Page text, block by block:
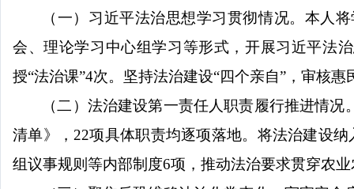
（一）习近平法治思想学习贯彻情况。 本人
会、理论学习 中心组学习等形式，开展习近平法
授“法治课”4次。坚持法治建设“四个亲自” ，审核惠
（二）法治建设第一责任人职责履行推进情况
清单》， 22项具体职责均逐项落地。将法治建设
组议事规则等内部制度6项，推动法治要求贯穿农